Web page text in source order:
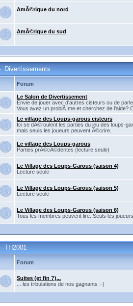
AmÃ©rique du nord
AmÃ©rique du sud
Divertissements
Forum
Le Salon de Divertissement
Envie de jouer avec d'autres cisteurs ou de
Vous avez un problÃ¨me et cherchez de l'aide?
Le village des Loups-garous cisteurs
Ici se dÃ©roulent les parties du jeu des loups-
mais seuls les joueurs peuvent Ã©crire.
Le village des Loups-garous
Parties prÃ©cÃ©dentes (lecture seule)
Le Village des Loups-Garous (saison 4)
Lecture seule
Le Village des Loups-Garous (saison 5)
Lecture seule
Le Village des Loups-Garous (saison 6)
Tous les membres peuvent lire. Seuls les
TH2001
Forum
Suites (et fin ?)...
... les tribulations de nos gagnants :-)